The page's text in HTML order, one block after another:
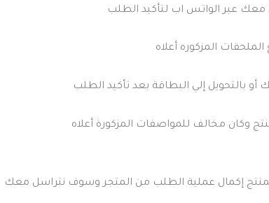
عبر الواتس اب لتأكيد الطلب
المزكوره أعلاه
بالتحويل إلي البطاقة بعد تأكيد الطلب
وكان مخالف للمواصفات المزكورة أعلاه
إكمال عملية الطلب من المتجر وسوف نتراسل معك